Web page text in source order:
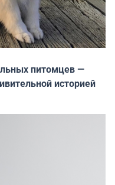
питомцев —
историей